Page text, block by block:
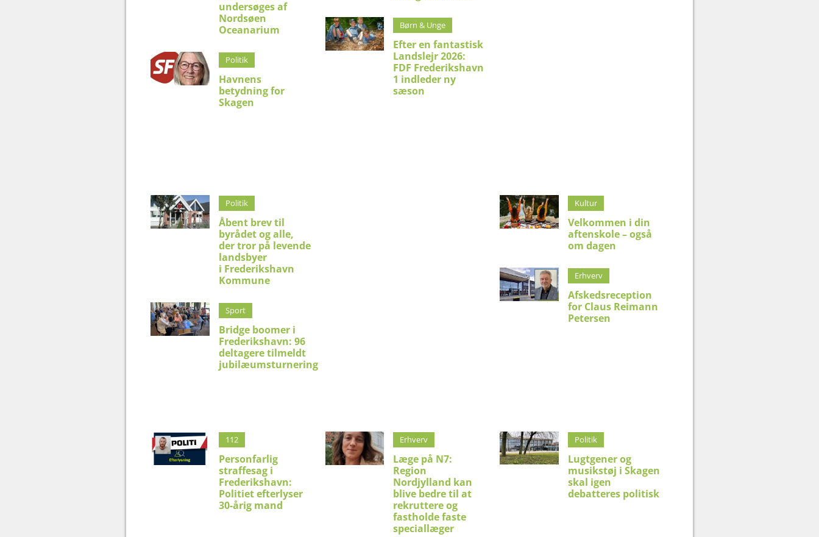
undersøges af
Nordsøen
Oceanarium
Politik
Havnens
betydning for
Skagen
Børn & Unge
Efter en fantastisk
Landslejr 2026:
FDF Frederikshavn
1 indleder ny
sæson
Politik
Åbent brev til
byrådet og alle,
der tror på levende
landsbyer
i Frederikshavn
Kommune
Sport
Bridge boomer i
Frederikshavn: 96
deltagere tilmeldt
jubilæumsturnering
Kultur
Velkommen i din
aftenskole – også
om dagen
Erhverv
Afskedsreception
for Claus Reimann
Petersen
112
Personfarlig
straffesag i
Frederikshavn:
Politiet efterlyser
30-årig mand
Erhverv
Læge på N7:
Region
Nordjylland kan
blive bedre til at
rekruttere og
fastholde faste
speciallæger
Politik
Lugtgener og
musikstøj i Skagen
skal igen
debatteres politisk